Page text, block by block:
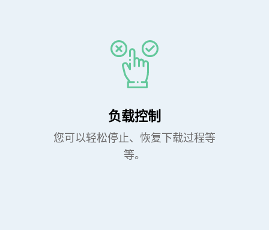
负载控制
您可以轻松停止、恢复下载过程等
等。